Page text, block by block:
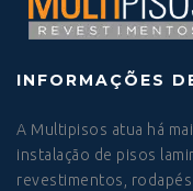
INFORMAÇÕES
A Multipisos atua há
instalação de pisos
revestimentos,